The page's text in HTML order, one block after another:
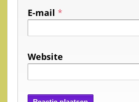
E-mail *
Website